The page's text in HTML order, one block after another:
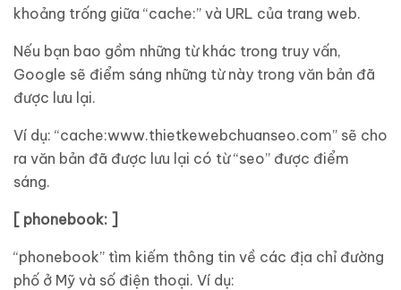
khoảng trống giữa “cache:” và URL của trang web.
Nếu bạn bao gồm những từ khác trong truy vấn,
Google sẽ điểm sáng những từ này trong văn bản đã
được lưu lại.
Ví dụ: “cache:www.thietkewebchuanseo.com” sẽ cho
ra văn bản đã được lưu lại có từ “seo” được điểm
sáng.
[ phonebook: ]
“phonebook” tìm kiếm thông tin về các địa chỉ đường
phố ở Mỹ và số điện thoại. Ví dụ: